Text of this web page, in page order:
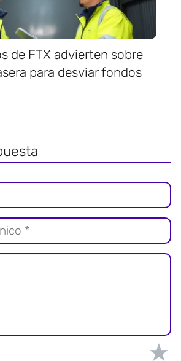
de FTX advierten sobre
para desviar fondos
★